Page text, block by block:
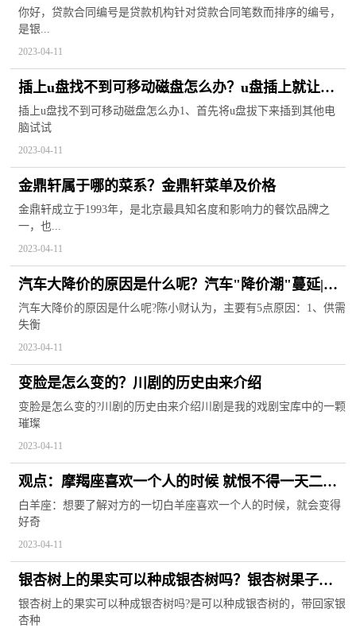
置？
你好，贷款合同编号是贷款机构针对贷款合同笔数而排序的编号，
是银...
2023-04-11
插上u盘找不到可移动磁盘怎么办？u盘插上就让格
式化是坏了吗？|全球速看
插上u盘找不到可移动磁盘怎么办1、首先将u盘拔下来插到其他电
脑试试
2023-04-11
金鼎轩属于哪的菜系？金鼎轩菜单及价格
金鼎轩成立于1993年，是北京最具知名度和影响力的餐饮品牌之
一，也...
2023-04-11
汽车大降价的原因是什么呢？汽车"降价潮"蔓延|焦
点速看
汽车大降价的原因是什么呢?陈小财认为，主要有5点原因：1、供需
失衡
2023-04-11
变脸是怎么变的？川剧的历史由来介绍
变脸是怎么变的?川剧的历史由来介绍川剧是我的戏剧宝库中的一颗
璀璨
2023-04-11
观点：摩羯座喜欢一个人的时候 就恨不得一天二十
四小时都盯着对方看~
白羊座：想要了解对方的一切白羊座喜欢一个人的时候，就会变得
好奇
2023-04-11
银杏树上的果实可以种成银杏树吗？银杏树果子能
吃吗？ 世界讯息
银杏树上的果实可以种成银杏树吗?是可以种成银杏树的，带回家银
杏种